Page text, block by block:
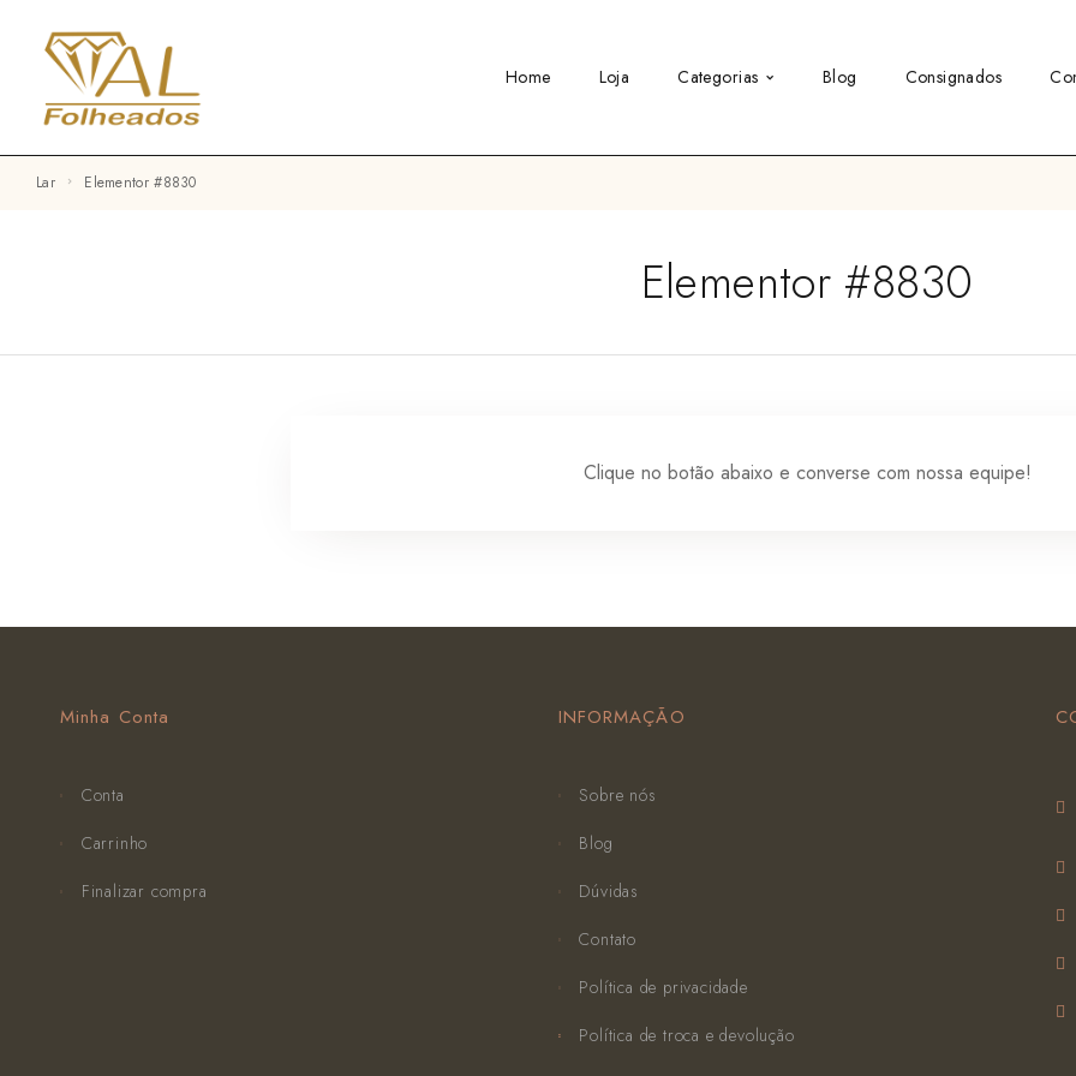
Home Loja Categorias Blog Consignados
Lar Elementor #8830
Elementor #8830
Clique no botão abaixo e converse com nossa equipe!
Minha Conta
Conta
Carrinho
Finalizar compra
INFORMAÇÃO
Sobre nós
Blog
Dúvidas
Contato
Política de privacidade
Política de troca e devolução